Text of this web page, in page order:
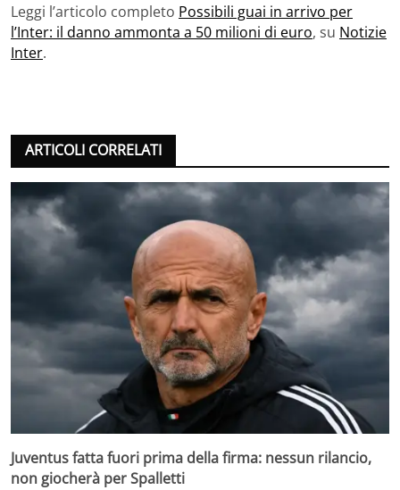
Leggi l’articolo completo Possibili guai in arrivo per
l’Inter: il danno ammonta a 50 milioni di euro, su Notizie
Inter.
ARTICOLI CORRELATI
Juventus fatta fuori prima della firma: nessun rilancio,
non giocherà per Spalletti